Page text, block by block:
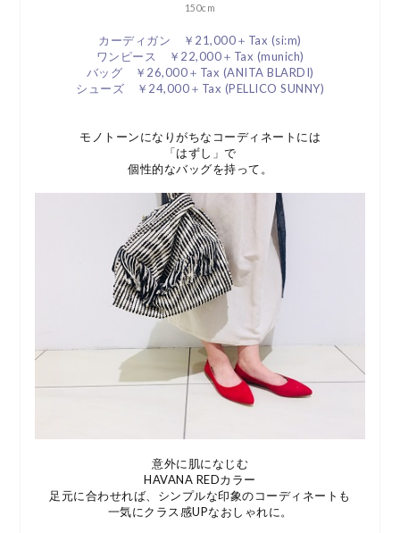
150cm
カーディガン ￥21,000＋Tax (si:m)
ワンピース ￥22,000＋Tax (munich)
バッグ ￥26,000＋Tax (ANITA BLARDI)
シューズ ￥24,000＋Tax (PELLICO SUNNY)
モノトーンになりがちなコーディネートには
「はずし」で
個性的なバッグを持って。
意外に肌になじむ
HAVANA REDカラー
足元に合わせれば、シンプルな印象のコーディネートも
一気にクラス感UPなおしゃれに。